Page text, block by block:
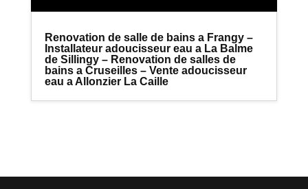
Renovation de salle de bains a Frangy –
Installateur adoucisseur eau a La Balme
de Sillingy – Renovation de salles de
bains a Cruseilles – Vente adoucisseur
eau a Allonzier La Caille